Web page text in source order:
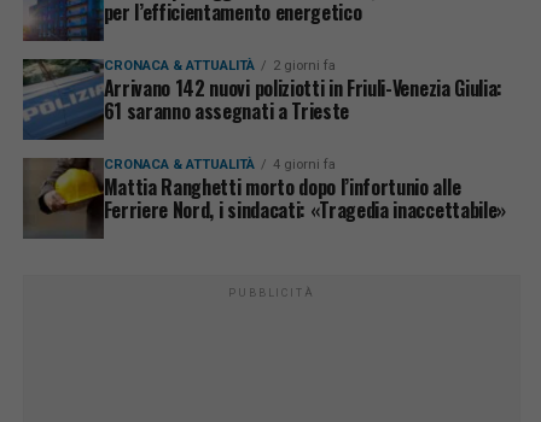
per l’efficientamento energetico
CRONACA & ATTUALITÀ 2 giorni fa
Arrivano 142 nuovi poliziotti in Friuli-Venezia Giulia:
61 saranno assegnati a Trieste
CRONACA & ATTUALITÀ 4 giorni fa
Mattia Ranghetti morto dopo l’infortunio alle
Ferriere Nord, i sindacati: «Tragedia inaccettabile»
PUBBLICITÀ